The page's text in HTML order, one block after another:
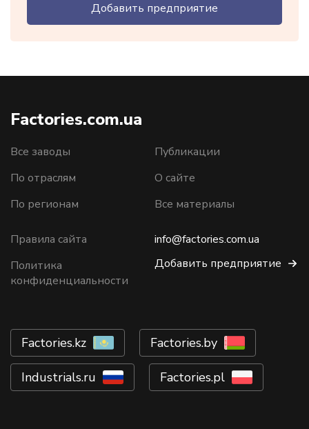
Добавить предприятие
Factories.com.ua
Все заводы
По отраслям
По регионам
Публикации
О сайте
Все материалы
Правила сайта
Политика
конфиденциальности
info@factories.com.ua
Добавить предприятие
Factories.kz Factories.by
Industrials.ru Factories.pl